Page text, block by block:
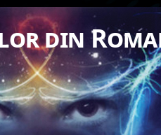
din